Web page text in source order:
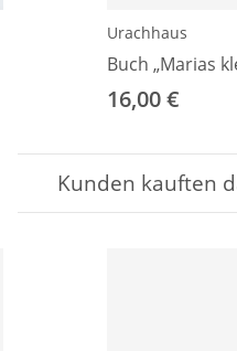
Urachhaus
Buch „Marias
16,00 €
Kunden kauften